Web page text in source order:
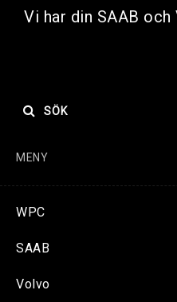
Vi har din SAAB
SÖK
MENY
WPC
SAAB
Volvo